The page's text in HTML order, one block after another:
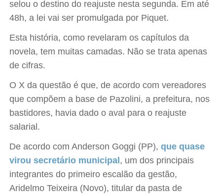
selou o destino do reajuste nesta segunda. Em até
48h, a lei vai ser promulgada por Piquet.
Esta história, como revelaram os capítulos da
novela, tem muitas camadas. Não se trata apenas
de cifras.
O X da questão é que, de acordo com vereadores
que compõem a base de Pazolini, a prefeitura, nos
bastidores, havia dado o aval para o reajuste
salarial.
De acordo com Anderson Goggi (PP),que quase
virou secretário municipal , um dos principais
integrantes do primeiro escalão da gestão,
Aridelmo Teixeira (Novo), titular da pasta de